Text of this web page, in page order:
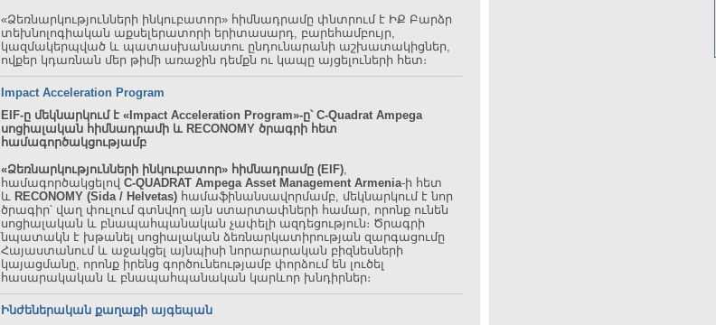
«Ձեռնարկությունների ինկուբատոր» հիմնադրամը փնտրում է ԻՔ Բարձր
տեխնոլոգիական աքսելերատորի երիտասարդ, բարեհամբույր,
կազմակերպված և պատասխանատու ընդունարանի աշխատակիցներ,
ովքեր կդառնան մեր թիմի առաջին դեմքն ու կապը այցելուների հետ։
Impact Acceleration Program
EIF-ը մեկնարկում է «Impact Acceleration Program»-ը՝ C-Quadrat Ampega
սոցիալական հիմնադրամի և RECONOMY ծրագրի հետ
համագործակցությամբ
«Ձեռնարկությունների ինկուբատոր» հիմնադրամը (EIF),
համագործակցելով C-QUADRAT Ampega Asset Management Armenia-ի հետ
և RECONOMY (Sida / Helvetas) համաֆինանսավորմամբ, մեկնարկում է նոր
ծրագիր՝ վաղ փուլում գտնվող այն ստարտափների համար, որոնք ունեն
սոցիալական և բնապահպանական չափելի ազդեցություն։ Ծրագրի
նպատակն է խթանել սոցիալական ձեռնարկատիրության զարգացումը
Հայաստանում և աջակցել այնպիսի նորարարական բիզնեսների
կայացմանը, որոնք իրենց գործունեությամբ փորձում են լուծել
հասարակական և բնապահպանական կարևոր խնդիրներ։
Ինժեներական քաղաքի այգեպան